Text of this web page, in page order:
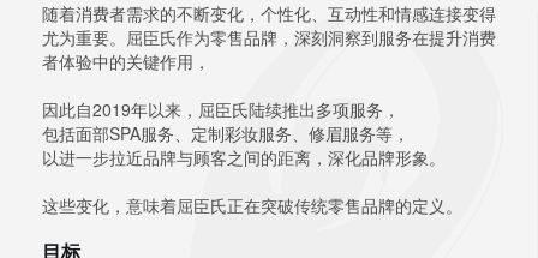
随着消费者需求的不断变化，个性化、互动性和情感连接变得
尤为重要。屈臣氏作为零售品牌，深刻洞察到服务在提升消费
者体验中的关键作用，
因此自2019年以来，屈臣氏陆续推出多项服务，
包括面部SPA服务、定制彩妆服务、修眉服务等，
以进一步拉近品牌与顾客之间的距离，深化品牌形象。
这些变化，意味着屈臣氏正在突破传统零售品牌的定义。
目标